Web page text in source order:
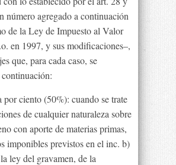
número agregado a continuación
de la Ley de Impuesto al Valor
en 1997, y sus modificaciones–,
que, para cada caso, se
continuación:
por ciento (50%): cuando se trate
de cualquier naturaleza sobre
con aporte de materias primas,
imponibles previstos en el inc. b)
ley del gravamen, de la